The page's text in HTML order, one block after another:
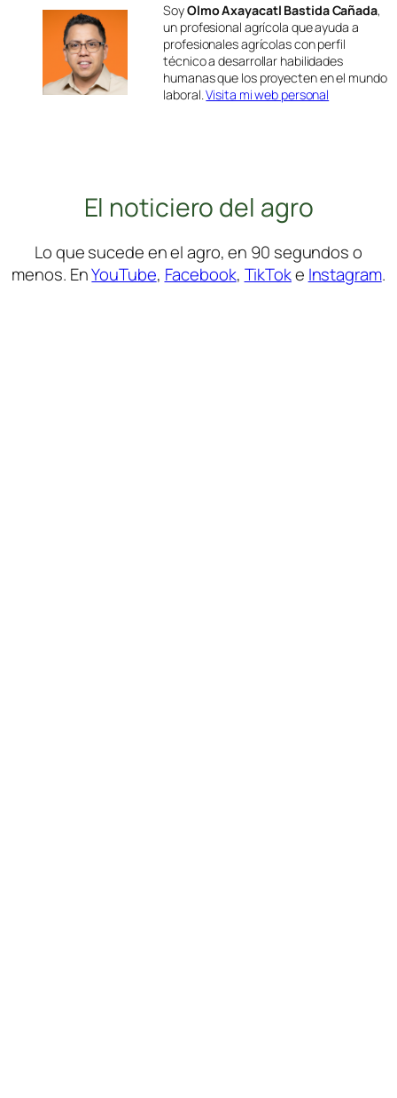
SoyOlmo Axayacatl Bastida Cañada,
un profesional agrícola que ayuda a
profesionales agrícolas con perfil
técnico a desarrollar habilidades
humanas que los proyecten en el mundo
laboral.Visita mi web personal
El noticiero del agro
Lo que sucede en el agro, en 90 segundos o
menos. EnYouTube, Facebook, TikToke Instagram.